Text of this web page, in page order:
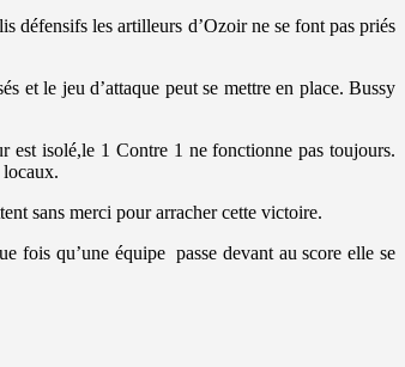
défensifs les artilleurs d’Ozoir ne se font pas priés
et le jeu d’attaque peut se mettre en place. Bussy
est isolé,le 1 Contre 1 ne fonctionne pas toujours.
locaux.
sans merci pour arracher cette victoire.
fois qu’une équipe passe devant au score elle se